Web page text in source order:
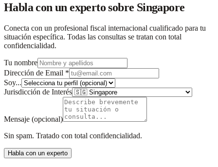
Habla con un experto sobre Singapore
Conecta con un profesional fiscal internacional cualificado para tu
situación específica. Todas las consultas se tratan con total
confidencialidad.
Tu nombre
Dirección de Email *
Soy...
Jurisdicción de Interés
Mensaje (opcional)
Sin spam. Tratado con total confidencialidad.
Habla con un experto